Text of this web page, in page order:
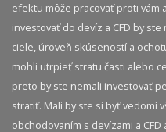
efektu môže pracovať proti vám
investovať do devíz a CFD by
ciele, úroveň skúseností a
mohli utrpieť stratu časti alebo
preto by ste nemali investovať
stratiť. Mali by ste si byť vedomí
obchodovaním s devízami a